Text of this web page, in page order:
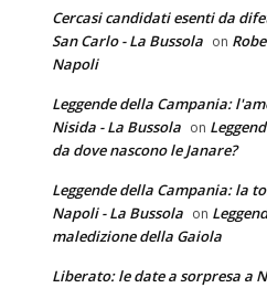
Cercasi candidati esenti da
San Carlo - La Bussola on
Napoli
Leggende della Campania:
Nisida - La Bussola on
da dove nascono le Janare?
Leggende della Campania: la
Napoli - La Bussola on
maledizione della Gaiola
Liberato: le date a sorpresa a